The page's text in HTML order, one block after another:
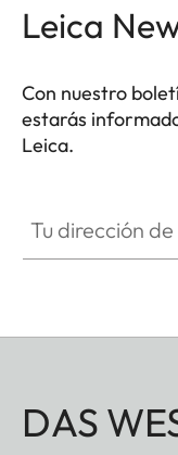
Leica
Con nuestro
estarás
Leica.
DAS